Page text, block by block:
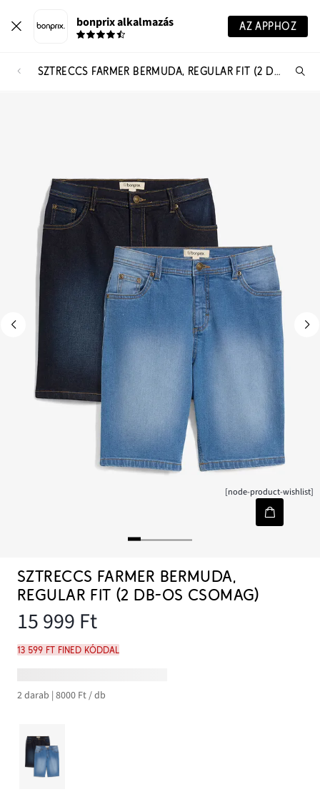
bonprix alkalmazás AZ APPHOZ
SZTRECCS FARMER BERMUDA, REGULAR FIT (2 DB-OS CSOMAG)
[node-product-wishlist]
SZTRECCS FARMER BERMUDA,
REGULAR FIT (2 DB-OS CSOMAG)
15 999 Ft
13 599 Ft FINED kóddal
2 darab | 8000 Ft / db